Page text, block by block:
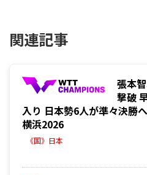
関連記事
張本
撃破
入り 日本勢6人が準々決勝
横浜2026
《国》日本